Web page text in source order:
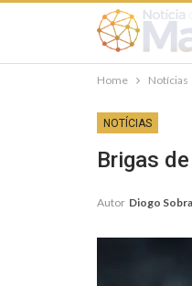
Home Notícias
NOTÍCIAS
Brigas
Autor Diogo